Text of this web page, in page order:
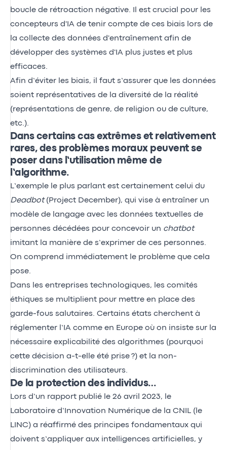
boucle de rétroaction négative. Il est crucial pour les
concepteurs d'IA de tenir compte de ces biais lors de
la collecte des données d'entraînement afin de
développer des systèmes d'IA plus justes et plus
efficaces.
Afin d’éviter les biais, il faut s’assurer que les données
soient représentatives de la diversité de la réalité
(représentations de genre, de religion ou de culture,
etc.).
Dans certains cas extrêmes et relativement
rares, des problèmes moraux peuvent se
poser dans l’utilisation même de
l’algorithme.
L’exemple le plus parlant est certainement celui du
Deadbot(Project December), qui vise à entraîner un
modèle de langage avec les données textuelles de
personnes décédées pour concevoir un chatbot
imitant la manière de s’exprimer de ces personnes.
On comprend immédiatement le problème que cela
pose.
Dans les entreprises technologiques, les comités
éthiques se multiplient pour mettre en place des
garde-fous salutaires. Certains états cherchent à
réglementer l’IA comme en Europe où on insiste sur la
nécessaire explicabilité des algorithmes (pourquoi
cette décision a-t-elle été prise ?) et la non-
discrimination des utilisateurs.
De la protection des individus…
Lors d’un rapport publié le 26 avril 2023, le
Laboratoire d’Innovation Numérique de la CNIL (le
LINC) a réaffirmé des principes fondamentaux qui
doivent s’appliquer aux intelligences artificielles, y